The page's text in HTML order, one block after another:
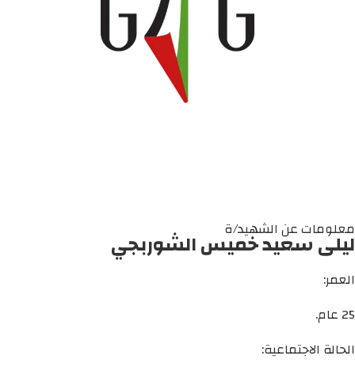
معلومات عن الشهيد/ة
ليلى سعيد خميس الشوربجي
العمر:
25 عام.
الحالة الاجتماعية: